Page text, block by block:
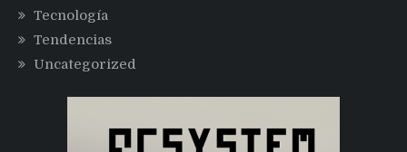
Tecnología
Tendencias
Uncategorized